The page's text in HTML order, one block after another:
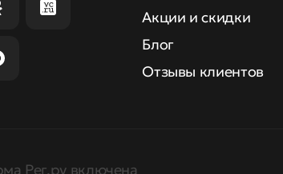
Акции и скидки
Блог
Отзывы клиентов
Рег.ру включена